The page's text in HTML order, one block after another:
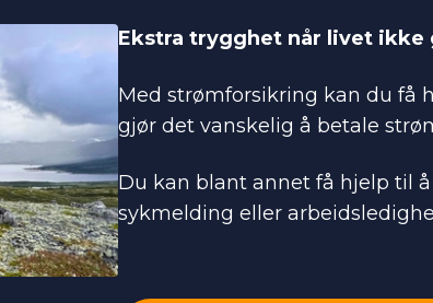
Ekstra trygghet når livet ikke
Med strømforsikring kan du få
gjør det vanskelig å betale
Du kan blant annet få hjelp til
sykmelding eller